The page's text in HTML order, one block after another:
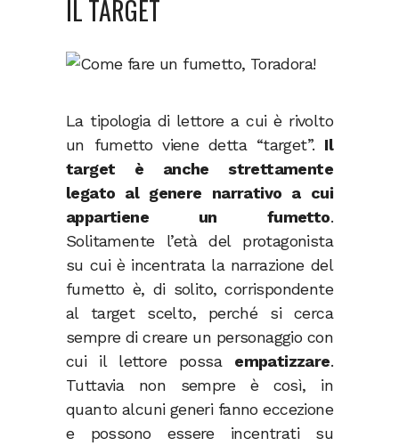
IL TARGET
La tipologia di lettore a cui è rivolto
un fumetto viene detta “target”. Il
target è anche strettamente
legato al genere narrativo a cui
appartiene un fumetto.
Solitamente l’età del protagonista
su cui è incentrata la narrazione del
fumetto è, di solito, corrispondente
al target scelto, perché si cerca
sempre di creare un personaggio con
cui il lettore possa empatizzare.
Tuttavia non sempre è così, in
quanto alcuni generi fanno eccezione
e possono essere incentrati su